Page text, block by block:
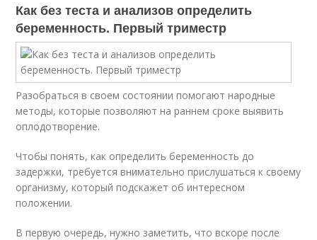
Как без теста и анализов определить
беременность. Первый триместр
Разобраться в своем состоянии помогают народные
методы, которые позволяют на раннем сроке выявить
оплодотворение.
Чтобы понять, как определить беременность до
задержки, требуется внимательно прислушаться к своему
организму, который подскажет об интересном
положении.
В первую очередь, нужно заметить, что вскоре после